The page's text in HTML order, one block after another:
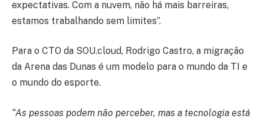
expectativas. Com a nuvem, não há mais barreiras,
estamos trabalhando sem limites”.
Para o CTO da SOU.cloud, Rodrigo Castro, a migração
da Arena das Dunas é um modelo para o mundo da TI e
o mundo do esporte.
“As pessoas podem não perceber, mas a tecnologia está